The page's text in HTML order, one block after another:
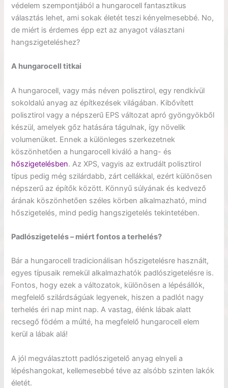
védelem szempontjából a hungarocell fantasztikus
választás lehet, ami sokak életét teszi kényelmesebbé. No,
de miért is érdemes épp ezt az anyagot választani
hangszigeteléshez?
A hungarocell titkai
A hungarocell, vagy más néven polisztirol, egy rendkívül
sokoldalú anyag az építkezések világában. Kibővített
polisztirol vagy a népszerű EPS változat apró gyöngyökből
készül, amelyek gőz hatására tágulnak, így növelik
volumenüket. Ennek a különleges szerkezetnek
köszönhetően a hungarocell kiváló a hang- és
hőszigetelésben. Az XPS, vagyis az extrudált polisztirol
típus pedig még szilárdabb, zárt cellákkal, ezért különösen
népszerű az építők között. Könnyű súlyának és kedvező
árának köszönhetően széles körben alkalmazható, mind
hőszigetelés, mind pedig hangszigetelés tekintetében.
Padlószigetelés – miért fontos a terhelés?
Bár a hungarocell tradicionálisan hőszigetelésre használt,
egyes típusaik remekül alkalmazhatók padlószigetelésre is.
Fontos, hogy ezek a változatok, különösen a lépésállók,
megfelelő szilárdságúak legyenek, hiszen a padlót nagy
terhelés éri nap mint nap. A vastag, élénk lábak alatt
recsegő födém a múlté, ha megfelelő hungarocell elem
kerül a lábak alá!
A jól megválasztott padlószigetelő anyag elnyeli a
lépéshangokat, kellemesebbé téve az alsóbb szinten lakók
életét.